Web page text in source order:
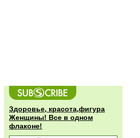
Здоровье, красота,фигура
Женщины! Все в одном
флаконе!